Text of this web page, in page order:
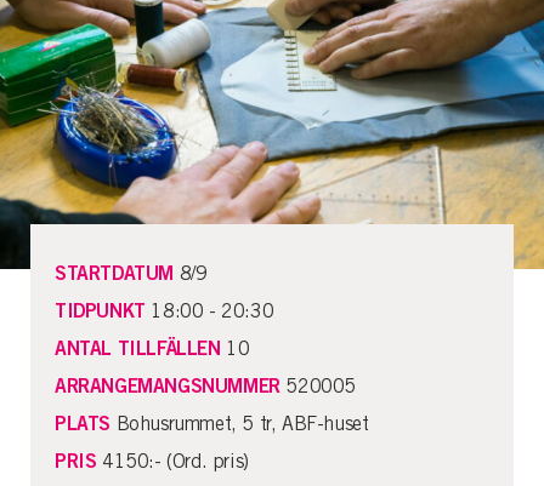
STARTDATUM 8/9
TIDPUNKT 18:00 - 20:30
ANTAL TILLFÄLLEN 10
ARRANGEMANGSNUMMER 520005
PLATS Bohusrummet, 5 tr, ABF-huset
PRIS 4150:- (Ord. pris)